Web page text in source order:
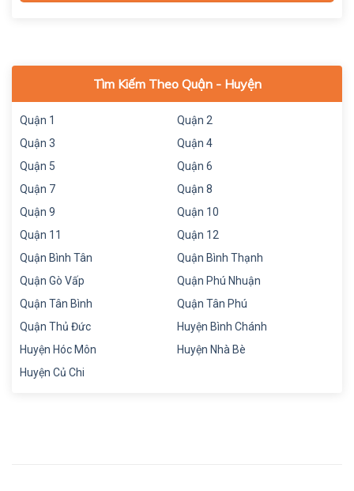
Tìm Kiếm Theo Quận - Huyện
Quận 1
Quận 2
Quận 3
Quận 4
Quận 5
Quận 6
Quận 7
Quận 8
Quận 9
Quận 10
Quận 11
Quận 12
Quận Bình Tân
Quận Bình Thạnh
Quận Gò Vấp
Quận Phú Nhuận
Quận Tân Bình
Quận Tân Phú
Quận Thủ Đức
Huyện Bình Chánh
Huyện Hóc Môn
Huyện Nhà Bè
Huyện Củ Chi